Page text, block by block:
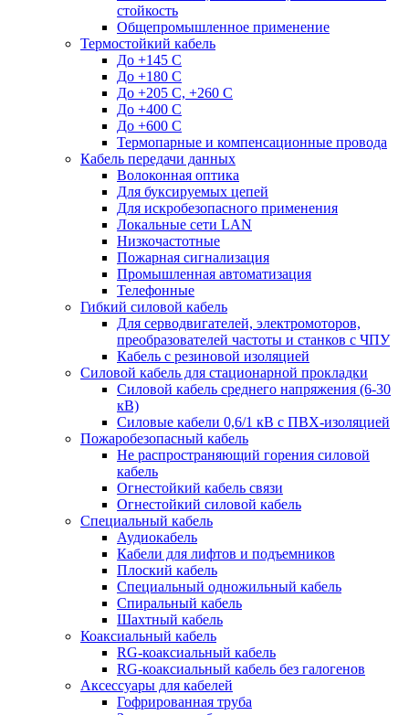
стойкость
Общепромышленное применение
Термостойкий кабель
До +145 С
До +180 C
До +205 С, +260 С
До +400 C
До +600 С
Термопарные и компенсационные провода
Кабель передачи данных
Волоконная оптика
Для буксируемых цепей
Для искробезопасного применения
Локальные сети LAN
Низкочастотные
Пожарная сигнализация
Промышленная автоматизация
Телефонные
Гибкий силовой кабель
Для серводвигателей, электромоторов,
преобразователей частоты и станков с ЧПУ
Кабель с резиновой изоляцией
Силовой кабель для стационарной прокладки
Силовой кабель среднего напряжения (6-30
кВ)
Силовые кабели 0,6/1 кВ с ПВХ-изоляцией
Пожаробезопасный кабель
Не распространяющий горения силовой
кабель
Огнестойкий кабель связи
Огнестойкий силовой кабель
Специальный кабель
Аудиокабель
Кабели для лифтов и подъемников
Плоский кабель
Специальный одножильный кабель
Спиральный кабель
Шахтный кабель
Коаксиальный кабель
RG-коаксиальный кабель
RG-коаксиальный кабель без галогенов
Аксессуары для кабелей
Гофрированная труба